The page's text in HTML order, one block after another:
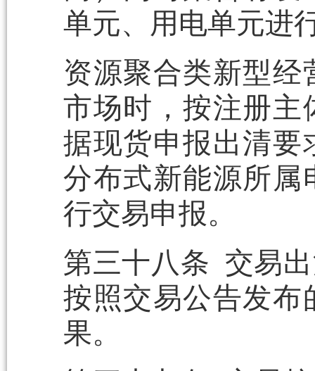
单元、用电单元进
资源聚合类新型
市场时，按注册主
据现货申报出清要
分布式新能源所属
行交易申报。
第三十八条 交易
按照交易公告发布
果。